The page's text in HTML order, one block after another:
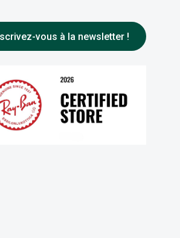
Inscrivez-vous à la newsletter !